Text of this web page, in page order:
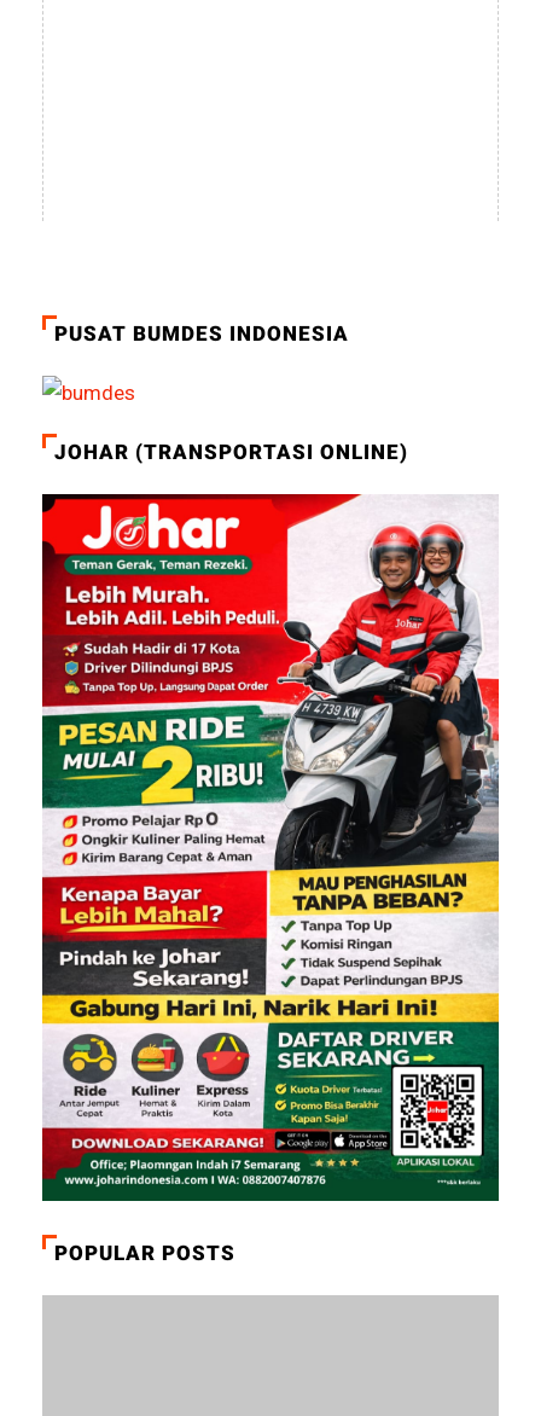
PUSAT BUMDES INDONESIA
JOHAR (TRANSPORTASI ONLINE)
POPULAR POSTS